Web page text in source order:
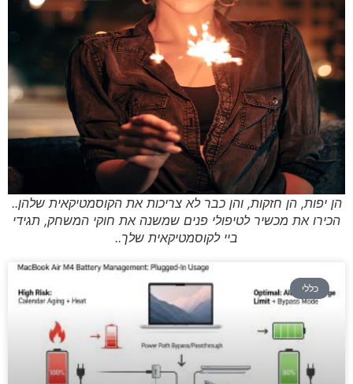
הן יפות, הן חזקות, והן כבר לא צריכות את הקוסמטיקאית שלהן..
הכירו את מכשיר לטיפולי פנים שמשנה את חוקי המשחק, תגידי
ביי לקוסמטיקאית שלך..
כללי